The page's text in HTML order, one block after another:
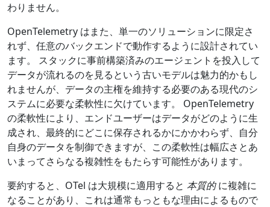
わりません。
OpenTelemetry はまた、単一のソリューションに限定さ
れず、任意のバックエンドで動作するように設計されてい
ます。 スタックに事前構築済みのエージェントを投入して
データが流れるのを見るという古いモデルは魅力的かもし
れませんが、データの主権を維持する必要のある現代のシ
ステムに必要な柔軟性に欠けています。 OpenTelemetry
の柔軟性により、エンドユーザーはデータがどのように生
成され、最終的にどこに保存されるかにかかわらず、自分
自身のデータを制御できますが、この柔軟性は幅広さとあ
いまってさらなる複雑性をもたらす可能性があります。
要約すると、OTel は大規模に適用すると 本質的に複雑に
なることがあり、これは通常もっともな理由によるもので